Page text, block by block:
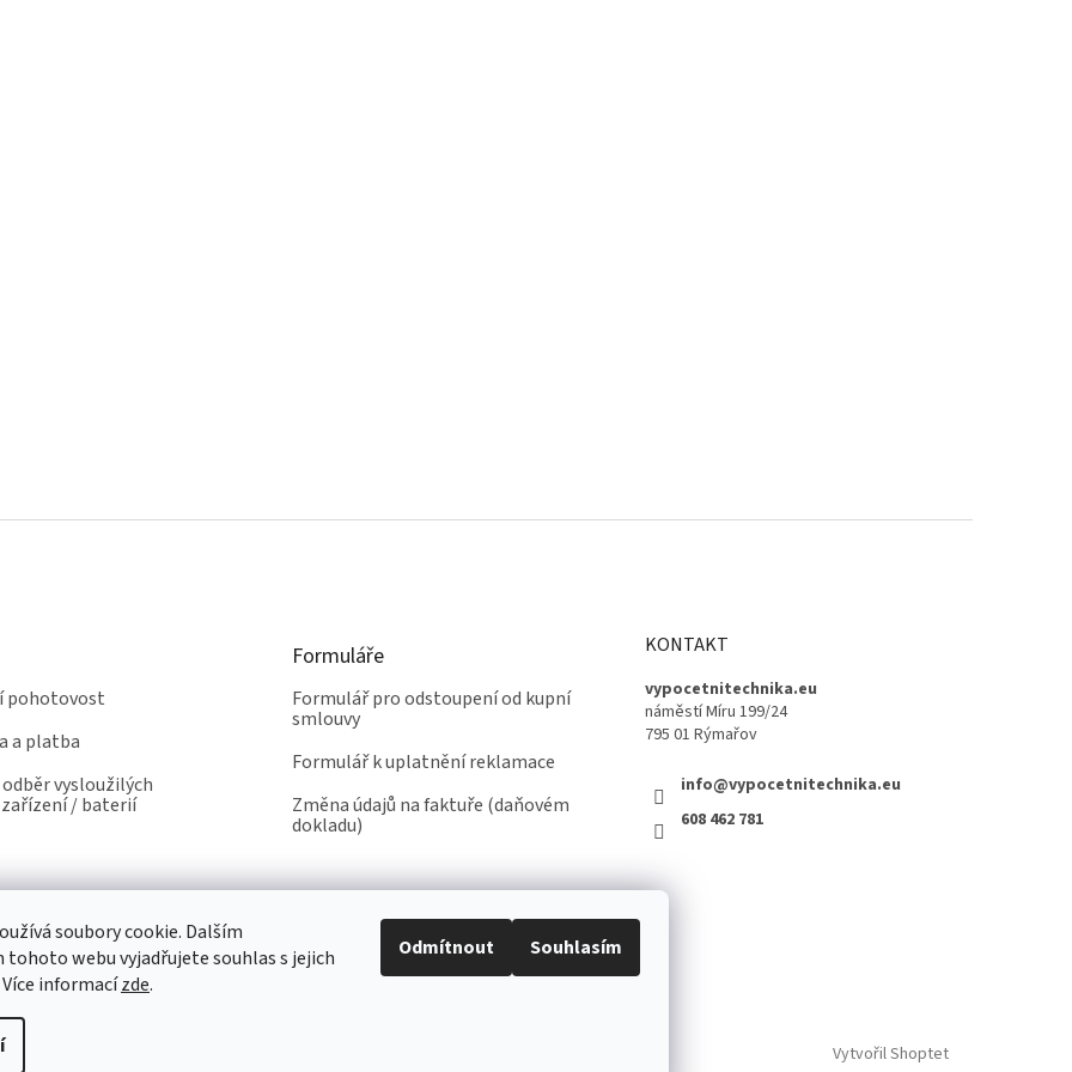
soubory cookie. Dalším
tohoto webu vyjadřujete souhlas s jejich
informacízde.
Odmítnout Souhlasím
pohotovost
a platba
vysloužilých
/ baterií
Formuláře
Formulář pro odstoupení od kupní
smlouvy
Formulář k uplatnění reklamace
Změna údajů na faktuře (daňovém
dokladu)
KONTAKT
vypocetnitechnika.eu
náměstí Míru 199/24
795 01 Rýmařov
info@vypocetnitechnika.eu
608 462 781
Vytvořil Shoptet